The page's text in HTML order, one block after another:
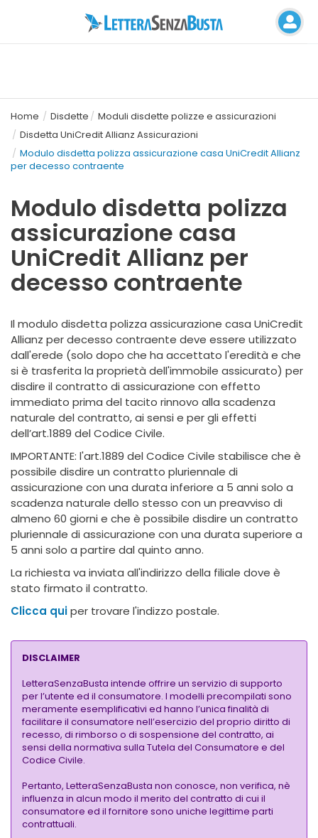
Home Disdette
Moduli disdette polizze e assicurazioni
Disdetta UniCredit Allianz Assicurazioni
Modulo disdetta polizza assicurazione casa UniCredit Allianz
per decesso contraente
Modulo disdetta polizza
assicurazione casa
UniCredit Allianz per
decesso contraente
Il modulo disdetta polizza assicurazione casa UniCredit
Allianz per decesso contraente deve essere utilizzato
dall'erede (solo dopo che ha accettato l'eredità e che
si è trasferita la proprietà dell'immobile assicurato) per
disdire il contratto di assicurazione con effetto
immediato prima del tacito rinnovo alla scadenza
naturale del contratto, ai sensi e per gli effetti
dell’art.1889 del Codice Civile.
IMPORTANTE: l'art.1889 del Codice Civile stabilisce che è
possibile disdire un contratto pluriennale di
assicurazione con una durata inferiore a 5 anni solo a
scadenza naturale dello stesso con un preavviso di
almeno 60 giorni e che è possibile disdire un contratto
pluriennale di assicurazione con una durata superiore a
5 anni solo a partire dal quinto anno.
La richiesta va inviata all'indirizzo della filiale dove è
stato firmato il contratto.
Clicca quiper trovare l'indizzo postale.
DISCLAIMER
LetteraSenzaBusta intende offrire un servizio di supporto
per l’utente ed il consumatore. I modelli precompilati sono
meramente esemplificativi ed hanno l’unica finalità di
facilitare il consumatore nell’esercizio del proprio diritto di
recesso, di rimborso o di sospensione del contratto, ai
sensi della normativa sulla Tutela del Consumatore e del
Codice Civile.
Pertanto, LetteraSenzaBusta non conosce, non verifica, nè
influenza in alcun modo il merito del contratto di cui il
consumatore ed il fornitore sono uniche legittime parti
contrattuali.